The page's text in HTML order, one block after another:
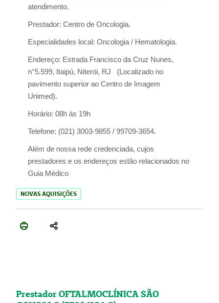
atendimento.
Prestador: Centro de Oncologia.
Especialidades local: Oncologia / Hematologia.
Endereço: Estrada Francisco da Cruz Nunes,
n°5.599, Itaipú, Niterói, RJ (Localizado no
pavimento superior ao Centro de Imagem
Unimed).
Horário: 08h às 19h
Telefone: (021) 3003-9855 / 99709-3654.
Além de nossa rede credenciada, cujos
prestadores e os endereços estão relacionados no
Guia Médico
NOVAS AQUISIÇÕES
Prestador OFTALMOCLÍNICA SÃO